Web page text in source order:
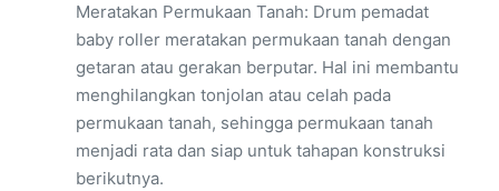
Meratakan Permukaan Tanah: Drum pemadat
baby roller meratakan permukaan tanah dengan
getaran atau gerakan berputar. Hal ini membantu
menghilangkan tonjolan atau celah pada
permukaan tanah, sehingga permukaan tanah
menjadi rata dan siap untuk tahapan konstruksi
berikutnya.